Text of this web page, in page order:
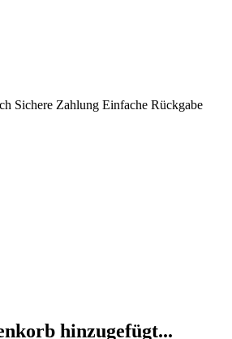
Sichere Zahlung Einfache Rückgabe
hinzugefügt...